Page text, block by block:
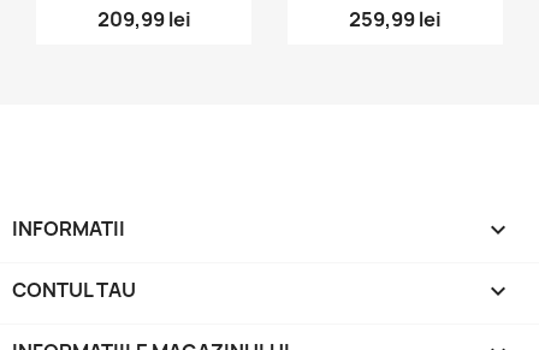
+1
209,99 lei 259,99 lei
INFORMATII 
CONTUL TAU 